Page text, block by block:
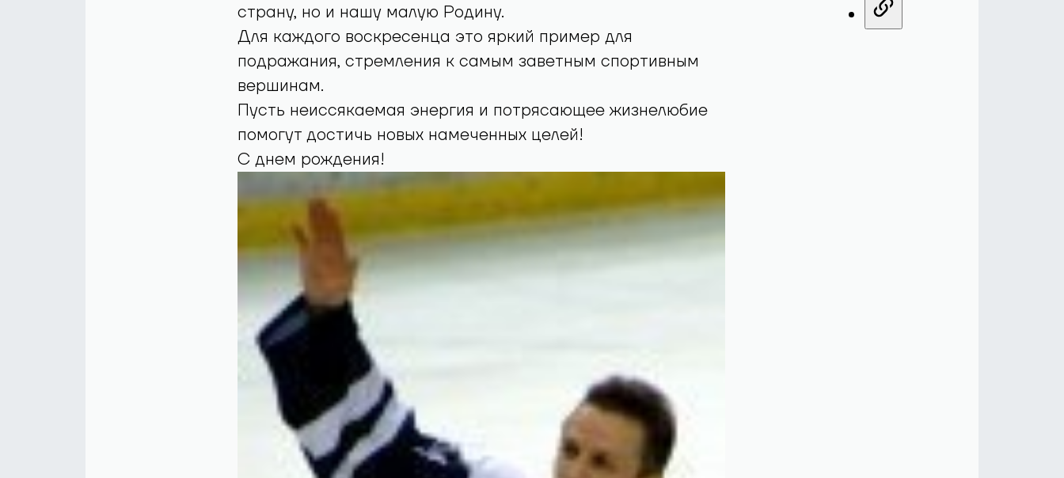
страну, но и нашу малую Родину.
Для каждого воскресенца это яркий пример для
подражания, стремления к самым заветным спортивным
вершинам.
Пусть неиссякаемая энергия и потрясающее жизнелюбие
помогут достичь новых намеченных целей!
С днем рождения!